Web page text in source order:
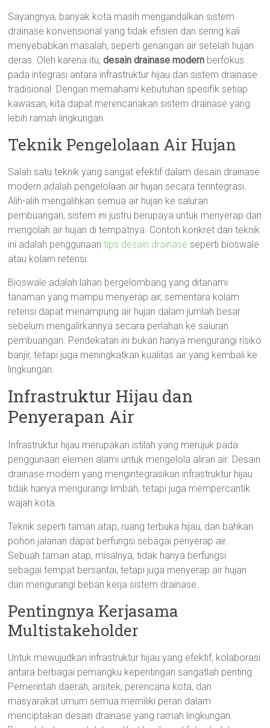
Sayangnya, banyak kota masih mengandalkan sistem
drainase konvensional yang tidak efisien dan sering kali
menyebabkan masalah, seperti genangan air setelah hujan
deras. Oleh karena itu,desain drainase modern berfokus
pada integrasi antara infrastruktur hijau dan sistem drainase
tradisional. Dengan memahami kebutuhan spesifik setiap
kawasan, kita dapat merencanakan sistem drainase yang
lebih ramah lingkungan.
Teknik Pengelolaan Air Hujan
Salah satu teknik yang sangat efektif dalam desain drainase
modern adalah pengelolaan air hujan secara terintegrasi.
Alih-alih mengalihkan semua air hujan ke saluran
pembuangan, sistem ini justru berupaya untuk menyerap dan
mengolah air hujan di tempatnya. Contoh konkret dari teknik
ini adalah penggunaantips desain drainase seperti bioswale
atau kolam retensi.
Bioswale adalah lahan bergelombang yang ditanami
tanaman yang mampu menyerap air, sementara kolam
retensi dapat menampung air hujan dalam jumlah besar
sebelum mengalirkannya secara perlahan ke saluran
pembuangan. Pendekatan ini bukan hanya mengurangi risiko
banjir, tetapi juga meningkatkan kualitas air yang kembali ke
lingkungan.
Infrastruktur Hijau dan
Penyerapan Air
Infrastruktur hijau merupakan istilah yang merujuk pada
penggunaan elemen alami untuk mengelola aliran air. Desain
drainase modern yang mengintegrasikan infrastruktur hijau
tidak hanya mengurangi limbah, tetapi juga mempercantik
wajah kota.
Teknik seperti taman atap, ruang terbuka hijau, dan bahkan
pohon jalanan dapat berfungsi sebagai penyerap air.
Sebuah taman atap, misalnya, tidak hanya berfungsi
sebagai tempat bersantai, tetapi juga menyerap air hujan
dan mengurangi beban kerja sistem drainase.
Pentingnya Kerjasama
Multistakeholder
Untuk mewujudkan infrastruktur hijau yang efektif, kolaborasi
antara berbagai pemangku kepentingan sangatlah penting.
Pemerintah daerah, arsitek, perencana kota, dan
masyarakat umum semua memiliki peran dalam
menciptakan desain drainase yang ramah lingkungan.